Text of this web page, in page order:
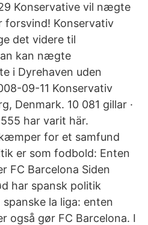
Konservative vil nægte
forsvind! Konservativ
det videre til
kan nægte
i Dyrehaven uden
09-11 Konservativ
Denmark. 10 081 gillar ·
har varit här.
for et samfund
er som fodbold: Enten
FC Barcelona Siden
har spansk politik
la liga: enten
også gør FC Barcelona. I